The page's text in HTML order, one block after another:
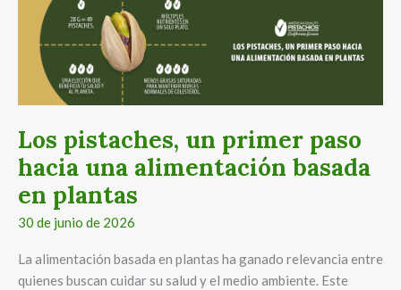
Los pistaches, un primer paso
hacia una alimentación basada
en plantas
30 de junio de 2026
La alimentación basada en plantas ha ganado relevancia entre
quienes buscan cuidar su salud y el medio ambiente. Este
pistaches,
primer
paso
alimentación
basada
plantas